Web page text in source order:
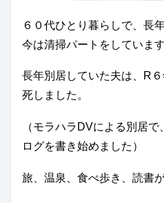
６０代ひとり暮らしで、長
今は清掃パートをしています
長年別居していた夫は、R
死しました。
（モラハラDVによる別居
ログを書き始めました）
旅、温泉、食べ歩き、読書